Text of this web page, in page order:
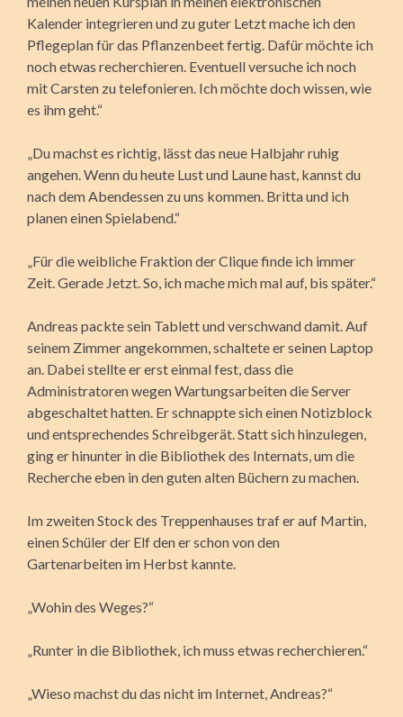
Kalender integrieren und zu guter Letzt mache ich den
Pflegeplan für das Pflanzenbeet fertig. Dafür möchte ich
noch etwas recherchieren. Eventuell versuche ich noch
mit Carsten zu telefonieren. Ich möchte doch wissen, wie
es ihm geht.“
„Du machst es richtig, lässt das neue Halbjahr ruhig
angehen. Wenn du heute Lust und Laune hast, kannst du
nach dem Abendessen zu uns kommen. Britta und ich
planen einen Spielabend.“
„Für die weibliche Fraktion der Clique finde ich immer
Zeit. Gerade Jetzt. So, ich mache mich mal auf, bis später.“
Andreas packte sein Tablett und verschwand damit. Auf
seinem Zimmer angekommen, schaltete er seinen Laptop
an. Dabei stellte er erst einmal fest, dass die
Administratoren wegen Wartungsarbeiten die Server
abgeschaltet hatten. Er schnappte sich einen Notizblock
und entsprechendes Schreibgerät. Statt sich hinzulegen,
ging er hinunter in die Bibliothek des Internats, um die
Recherche eben in den guten alten Büchern zu machen.
Im zweiten Stock des Treppenhauses traf er auf Martin,
einen Schüler der Elf den er schon von den
Gartenarbeiten im Herbst kannte.
„Wohin des Weges?“
„Runter in die Bibliothek, ich muss etwas recherchieren.“
„Wieso machst du das nicht im Internet, Andreas?“